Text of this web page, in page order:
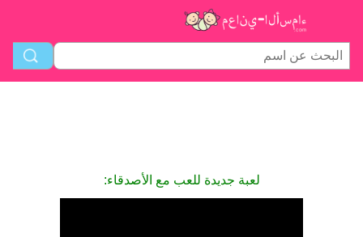
لعبة جديدة للعب مع الأصدقاء: